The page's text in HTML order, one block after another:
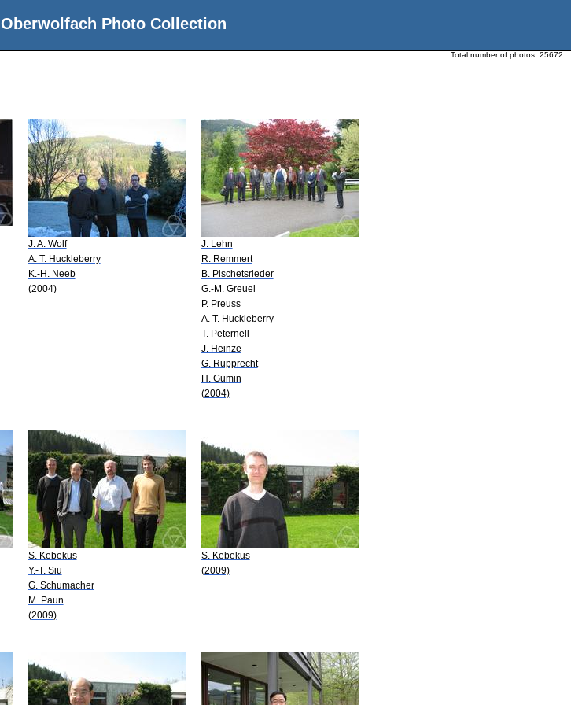
Oberwolfach Photo Collection
Total number of photos: 25672
J. A. Wolf
A. T. Huckleberry
K.-H. Neeb
(2004)
J. Lehn
R. Remmert
B. Pischetsrieder
G.-M. Greuel
P. Preuss
A. T. Huckleberry
T. Peternell
J. Heinze
G. Rupprecht
H. Gumin
(2004)
S. Kebekus
Y.-T. Siu
G. Schumacher
M. Paun
(2009)
S. Kebekus
(2009)